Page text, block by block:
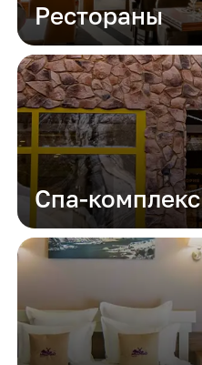
Рестораны
Спа-комплекс